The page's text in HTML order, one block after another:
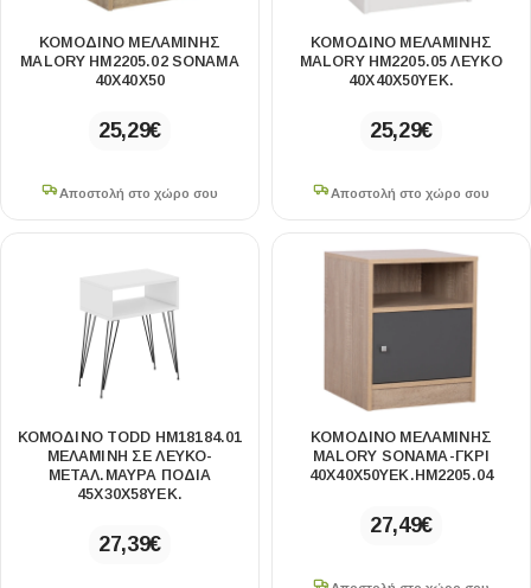
ΚΟΜΟΔΙΝΟ ΜΕΛΑΜΙΝΗΣ
MALORY HM2205.02 SONAMA
40X40X50
25,29€
Αποστολή στο χώρο σου
ΚΟΜΟΔΙΝΟ ΜΕΛΑΜΙΝΗΣ
MALORY HM2205.05 ΛΕΥΚO
40X40X50YΕΚ.
25,29€
Αποστολή στο χώρο σου
ΚΟΜΟΔΙΝΟ TODD HM18184.01
ΜΕΛΑΜΙΝΗ ΣΕ ΛΕΥΚΟ-
ΜΕΤΑΛ.ΜΑΥΡΑ ΠΟΔΙΑ
45X30X58ΥΕΚ.
27,39€
ΚΟΜΟΔΙΝΟ ΜΕΛΑΜΙΝΗΣ
MALORY SONAMA-ΓΚΡΙ
40X40X50YΕΚ.HM2205.04
27,49€